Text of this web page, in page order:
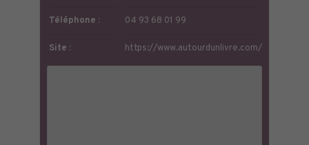
Téléphone : 04 93 68 01 99
Site : https://www.autourdunlivre.com/